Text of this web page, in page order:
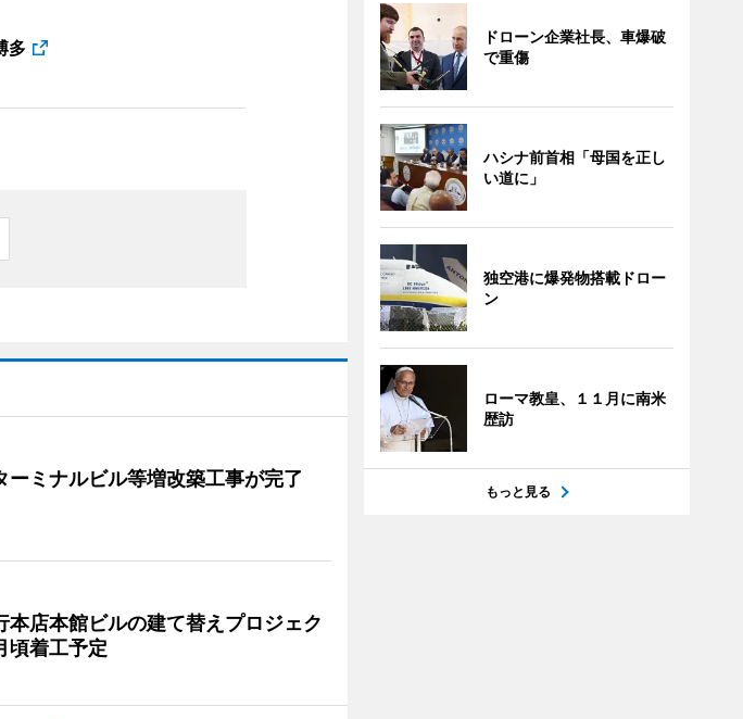
多
ーミナルビル等増改築工事が完了
本店本館ビルの建て替えプロジェク
頃着工予定
ドローン企業社長、車爆破
で重傷
ハシナ前首相「母国を正し
い道に」
独空港に爆発物搭載ドロー
ン
ローマ教皇、１１月に南米
歴訪
もっと見る